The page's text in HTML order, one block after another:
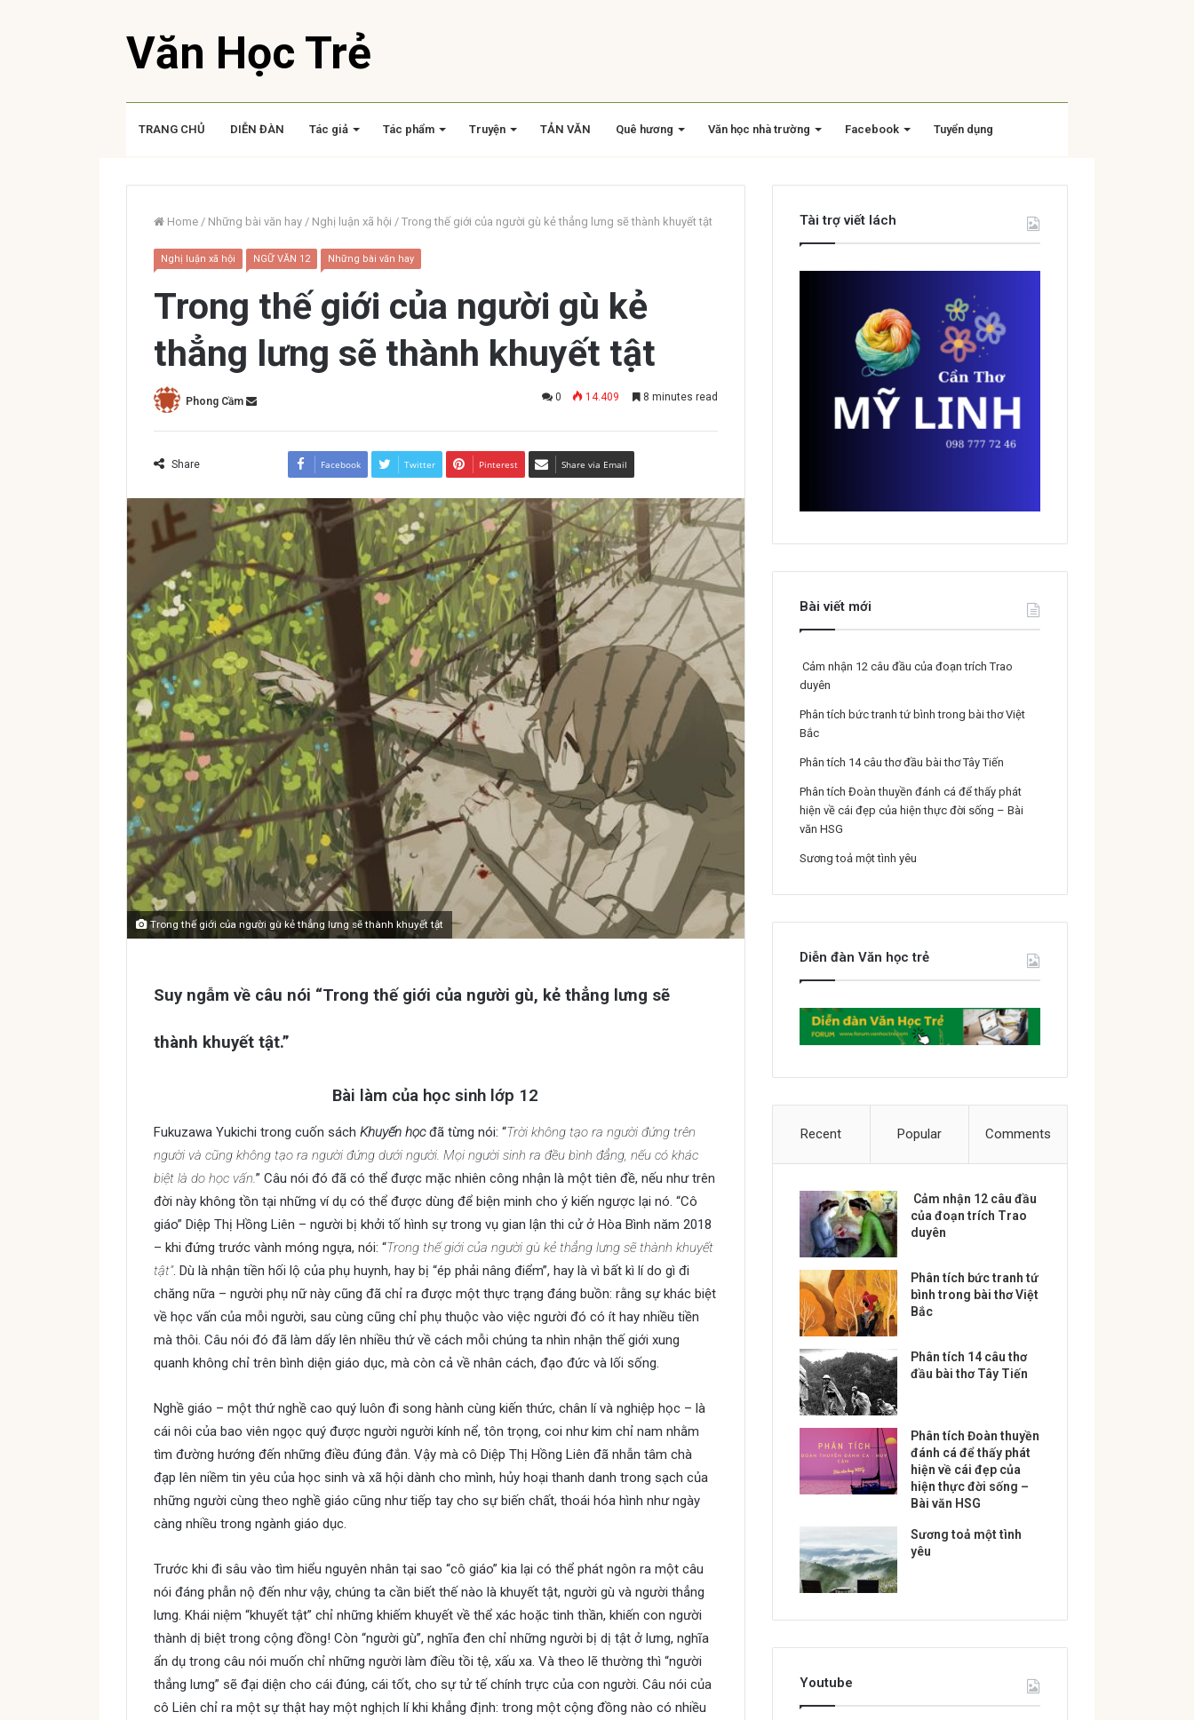
Văn Học Trẻ
TRANG CHỦ DIỄN ĐÀN Tác giả Tác phẩm Truyện TẢN VĂN Quê hương Văn học nhà trường Facebook Tuyển dụng
Home / Những bài văn hay / Nghị luận xã hội / Trong thế giới của người gù kẻ thẳng lưng sẽ thành khuyết tật
Nghị luận xã hội NGỮ VĂN 12 Những bài văn hay
Trong thế giới của người gù kẻ
thẳng lưng sẽ thành khuyết tật
Phong Cầm 0 14.409 8 minutes read
Share Facebook Twitter Pinterest Share via Email
Trong thế giới của người gù kẻ thẳng lưng sẽ thành khuyết tật
Suy ngẫm về câu nói “Trong thế giới của người gù, kẻ thẳng lưng sẽ
thành khuyết tật.”
Bài làm của học sinh lớp 12
Fukuzawa Yukichi trong cuốn sách Khuyến họcđã từng nói: “Trời không tạo ra người đứng trên
người và cũng không tạo ra người đứng dưới người. Mọi người sinh ra đều bình đẳng, nếu có khác
biệt là do học vấn.” Câu nói đó đã có thể được mặc nhiên công nhận là một tiên đề, nếu như trên
đời này không tồn tại những ví dụ có thể được dùng để biện minh cho ý kiến ngược lại nó. “Cô
giáo” Diệp Thị Hồng Liên – người bị khởi tố hình sự trong vụ gian lận thi cử ở Hòa Bình năm 2018
– khi đứng trước vành móng ngựa, nói: “Trong thế giới của người gù kẻ thẳng lưng sẽ thành khuyết
tật”. Dù là nhận tiền hối lộ của phụ huynh, hay bị “ép phải nâng điểm”, hay là vì bất kì lí do gì đi
chăng nữa – người phụ nữ này cũng đã chỉ ra được một thực trạng đáng buồn: rằng sự khác biệt
về học vấn của mỗi người, sau cùng cũng chỉ phụ thuộc vào việc người đó có ít hay nhiều tiền
mà thôi. Câu nói đó đã làm dấy lên nhiều thứ về cách mỗi chúng ta nhìn nhận thế giới xung
quanh không chỉ trên bình diện giáo dục, mà còn cả về nhân cách, đạo đức và lối sống.
Nghề giáo – một thứ nghề cao quý luôn đi song hành cùng kiến thức, chân lí và nghiệp học – là
cái nôi của bao viên ngọc quý được người người kính nể, tôn trọng, coi như kim chỉ nam nhằm
tìm đường hướng đến những điều đúng đắn. Vậy mà cô Diệp Thị Hồng Liên đã nhẫn tâm chà
đạp lên niềm tin yêu của học sinh và xã hội dành cho mình, hủy hoại thanh danh trong sạch của
những người cùng theo nghề giáo cũng như tiếp tay cho sự biến chất, thoái hóa hình như ngày
càng nhiều trong ngành giáo dục.
Trước khi đi sâu vào tìm hiểu nguyên nhân tại sao “cô giáo” kia lại có thể phát ngôn ra một câu
nói đáng phẫn nộ đến như vậy, chúng ta cần biết thế nào là khuyết tật, người gù và người thẳng
lưng. Khái niệm “khuyết tật” chỉ những khiếm khuyết về thể xác hoặc tinh thần, khiến con người
thành dị biệt trong cộng đồng! Còn “người gù”, nghĩa đen chỉ những người bị dị tật ở lưng, nghĩa
ẩn dụ trong câu nói muốn chỉ những người làm điều tồi tệ, xấu xa. Và theo lẽ thường thì “người
thẳng lưng” sẽ đại diện cho cái đúng, cái tốt, cho sự tử tế chính trực của con người. Câu nói của
cô Liên chỉ ra một sự thật hay một nghịch lí khi khẳng định: trong một cộng đồng nào có nhiều
Tài trợ viết lách
Bài viết mới
Cảm nhận 12 câu đầu của đoạn trích Trao
duyên
Phân tích bức tranh tứ bình trong bài thơ Việt
Bắc
Phân tích 14 câu thơ đầu bài thơ Tây Tiến
Phân tích Đoàn thuyền đánh cá để thấy phát
hiện về cái đẹp của hiện thực đời sống – Bài
văn HSG
Sương toả một tình yêu
Diễn đàn Văn học trẻ
Recent Popular Comments
Cảm nhận 12 câu đầu
của đoạn trích Trao
duyên
Phân tích bức tranh tứ
bình trong bài thơ Việt
Bắc
Phân tích 14 câu thơ
đầu bài thơ Tây Tiến
Phân tích Đoàn thuyền
đánh cá để thấy phát
hiện về cái đẹp của
hiện thực đời sống –
Bài văn HSG
Sương toả một tình
yêu
Youtube